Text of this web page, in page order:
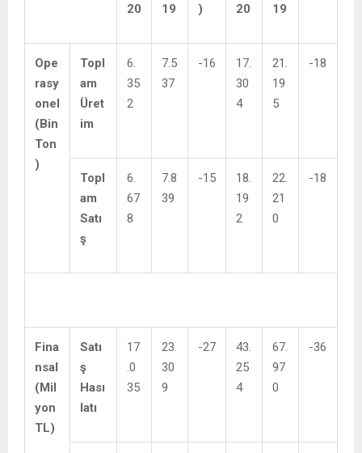
20
19
)
20
19
Ope
rasy
onel
(Bin
Ton
)
Topl
am
Üret
im
6.
35
2
7.5
37
-16
17.
30
4
21.
19
5
-18
Topl
am
Satı
ş
6.
67
8
7.8
39
-15
18.
19
2
22.
21
0
-18
Fina
nsal
(Mil
yon
TL)
Satı
ş
Hası
latı
17
.0
35
23.
30
9
-27
43.
25
4
67.
97
0
-36